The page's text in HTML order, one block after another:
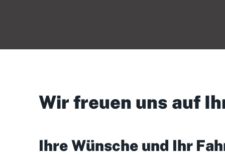
Wir freuen uns auf
Ihre Wünsche und Ihr